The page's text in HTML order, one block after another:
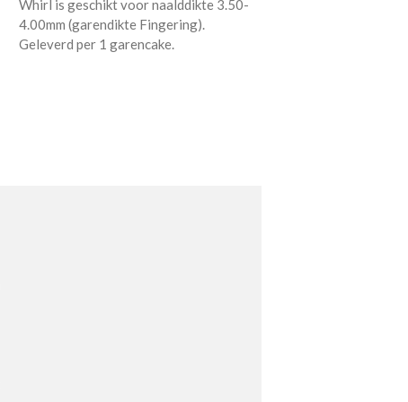
Whirl is geschikt voor naalddikte 3.50-
4.00mm (garendikte Fingering).
Geleverd per 1 garencake.